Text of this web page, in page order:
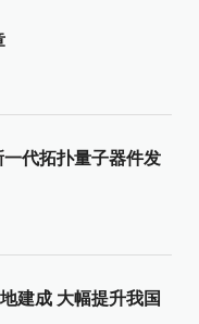
代拓扑量子器件发
建成 大幅提升我国